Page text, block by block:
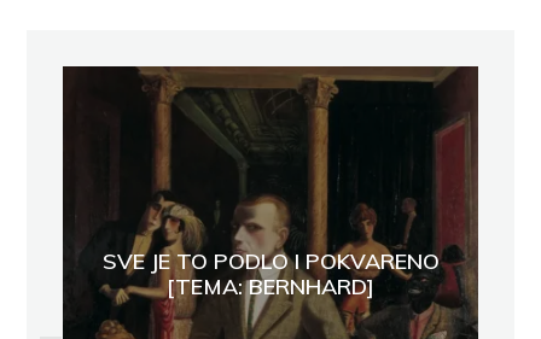
SVE JE TO PODLO I POKVARENO
[TEMA: BERNHARD]